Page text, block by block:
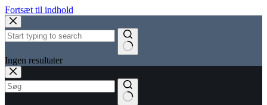
Fortsæt til indhold
Ingen resultater